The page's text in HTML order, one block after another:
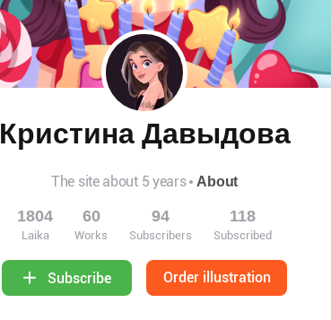
Кристина Давыдова
The site about 5 years About
1804
Laika
60
Works
94
Subscribers
118
Subscribed
Subscribe Order illustration